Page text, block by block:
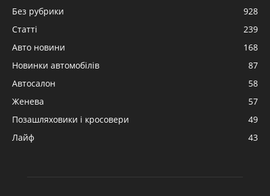
Без рубрики
928
Статті
239
Авто новини
168
Новинки автомобілів
87
Автосалон
58
Женева
57
Позашляховики і кросовери
49
Лайф
43